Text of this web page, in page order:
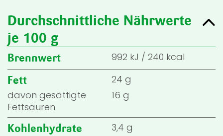
Durchschnittliche Nährwerte
je 100 g
Brennwert 992 kJ / 240 kcal
Fett
24 g
davon gesättigte
Fettsäuren
16 g
Kohlenhydrate
3,4 g